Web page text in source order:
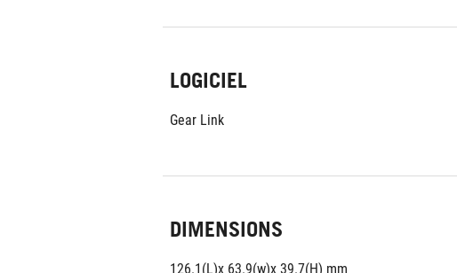
LOGICIEL
Gear Link
DIMENSIONS
126.1(L)x 63.9(w)x 39.7(H) mm